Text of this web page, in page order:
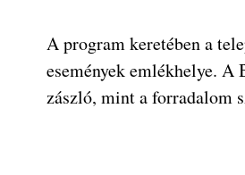
A program keretében a
események emlékhelye.
zászló, mint a forradalom